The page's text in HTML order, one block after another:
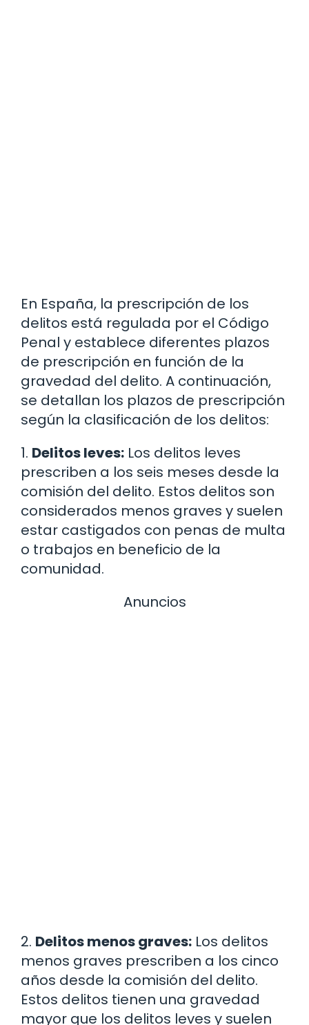
En España, la prescripción de los
delitos está regulada por el Código
Penal y establece diferentes plazos
de prescripción en función de la
gravedad del delito. A continuación,
se detallan los plazos de prescripción
según la clasificación de los delitos:
1. Delitos leves: Los delitos leves
prescriben a los seis meses desde la
comisión del delito. Estos delitos son
considerados menos graves y suelen
estar castigados con penas de multa
o trabajos en beneficio de la
comunidad.
Anuncios
2. Delitos menos graves: Los delitos
menos graves prescriben a los cinco
años desde la comisión del delito.
Estos delitos tienen una gravedad
mayor que los delitos leves y suelen